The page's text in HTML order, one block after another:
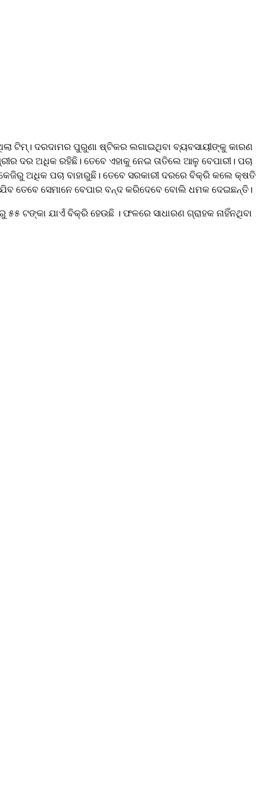
ଟିମ୍। ଦରଦାମର ପୁରୁଣା ଷ୍ଟିକର ଲଗାଇଥିବା ବ୍ୟବସାୟୀଙ୍କୁ କାରଣ
ଦର ଅଧିକ ରହିଛି। ତେବେ ଏହାକୁ ନେଇ ତାତିଲେ ଆଳୁ ବେପାରୀ। ପଚା
ଅଧିକ ପଚା ବାହାରୁଛି। ତେବେ ସରକାରୀ ଦରରେ ବିକ୍ରି କଲେ କ୍ଷତି
ତେବେ ସେମାନେ ବେପାର ବନ୍ଦ କରିଦେବେ ବୋଲି ଧମକ ଦେଇଛନ୍ତି।
ଯାଏଁ ବିକ୍ରି ହେଉଛି । ଫଳରେ ସାଧାରଣ ଗ୍ରାହକ ନାହିଁନଥିବା